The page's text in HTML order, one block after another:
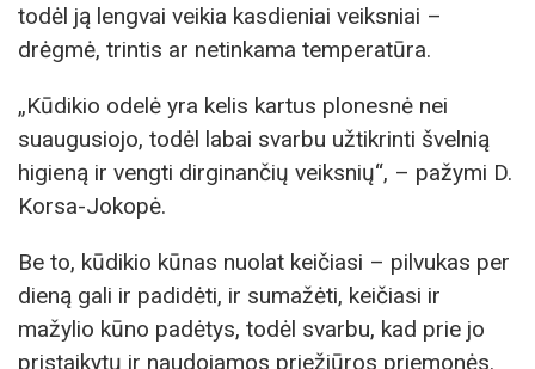
todėl ją lengvai veikia kasdieniai veiksniai –
drėgmė, trintis ar netinkama temperatūra.
„Kūdikio odelė yra kelis kartus plonesnė nei
suaugusiojo, todėl labai svarbu užtikrinti švelnią
higieną ir vengti dirginančių veiksnių“, – pažymi D.
Korsa-Jokopė.
Be to, kūdikio kūnas nuolat keičiasi – pilvukas per
dieną gali ir padidėti, ir sumažėti, keičiasi ir
mažylio kūno padėtys, todėl svarbu, kad prie jo
pristaikytų ir naudojamos priežiūros priemonės.